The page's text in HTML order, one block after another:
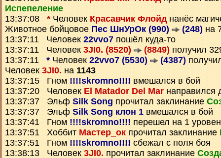
Испепеление
13:37:08 * Человек Красавчик Флойднанёс
Животное бойцовое Пес ШнУрОк (990) (248) на
13:37:11 Человек 22vvo7 пошёл куда-то
13:37:11 Человек 3JI0. (8520) (8849) получил
13:37:11 * Человек 22vvo7 (5530) (4387)
Человек 3JI0. на 1143
13:37:15 Гном !!!!skromno!!!! вмешался в бой
13:37:20 Человек El Matador Del Mar направился
13:37:37 Эльф Silk Song прочитал заклинание
13:37:37 Эльф Silk Song клон 1 вмешался в бой
13:37:41 Гном !!!!skromno!!!! перешел на 1
13:37:51 Хоббит Мастер_ок прочитал заклинание
13:37:51 Гном !!!!skromno!!!! сбежал с поля боя
13:38:13 Человек 3JI0. прочитал заклинание